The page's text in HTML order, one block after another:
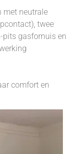
met neutrale
twee
pits gasfornuis en
comfort en